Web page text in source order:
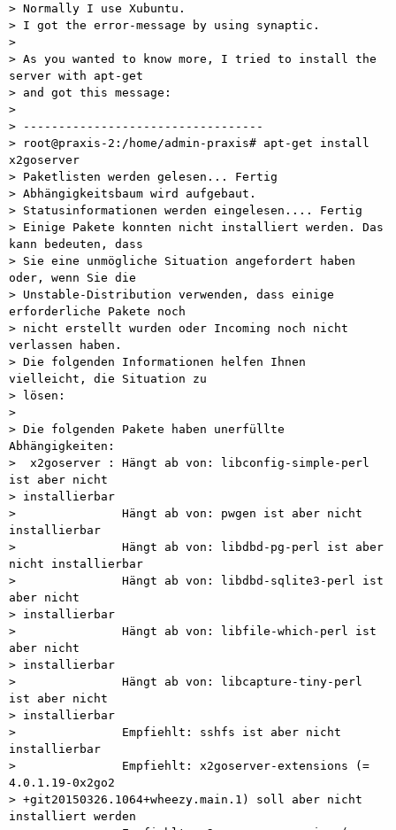
> Normally I use Xubuntu.
> I got the error-message by using synaptic.
>
> As you wanted to know more, I tried to install the
server with apt-get
> and got this message:
>
> ----------------------------------
> root@praxis-2:/home/admin-praxis# apt-get install
x2goserver
> Paketlisten werden gelesen... Fertig
> Abhängigkeitsbaum wird aufgebaut.
> Statusinformationen werden eingelesen.... Fertig
> Einige Pakete konnten nicht installiert werden. Das
kann bedeuten, dass
> Sie eine unmögliche Situation angefordert haben
oder, wenn Sie die
> Unstable-Distribution verwenden, dass einige
erforderliche Pakete noch
> nicht erstellt wurden oder Incoming noch nicht
verlassen haben.
> Die folgenden Informationen helfen Ihnen
vielleicht, die Situation zu
> lösen:
>
> Die folgenden Pakete haben unerfüllte
Abhängigkeiten:
>  x2goserver : Hängt ab von: libconfig-simple-perl
ist aber nicht
> installierbar
>               Hängt ab von: pwgen ist aber nicht
installierbar
>               Hängt ab von: libdbd-pg-perl ist aber
nicht installierbar
>               Hängt ab von: libdbd-sqlite3-perl ist
aber nicht
> installierbar
>               Hängt ab von: libfile-which-perl ist
aber nicht
> installierbar
>               Hängt ab von: libcapture-tiny-perl
ist aber nicht
> installierbar
>               Empfiehlt: sshfs ist aber nicht
installierbar
>               Empfiehlt: x2goserver-extensions (=
4.0.1.19-0x2go2
> +git20150326.1064+wheezy.main.1) soll aber nicht
installiert werden